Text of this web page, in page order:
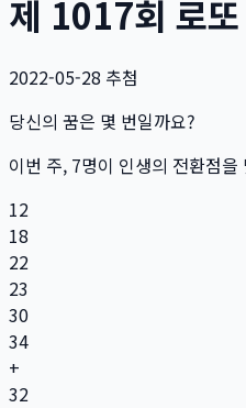
제 1017회 로
2022-05-28 추첨
당신의 꿈은 몇 번일까요?
이번 주, 7명이 인생의 전환점을
12
18
22
23
30
34
+
32